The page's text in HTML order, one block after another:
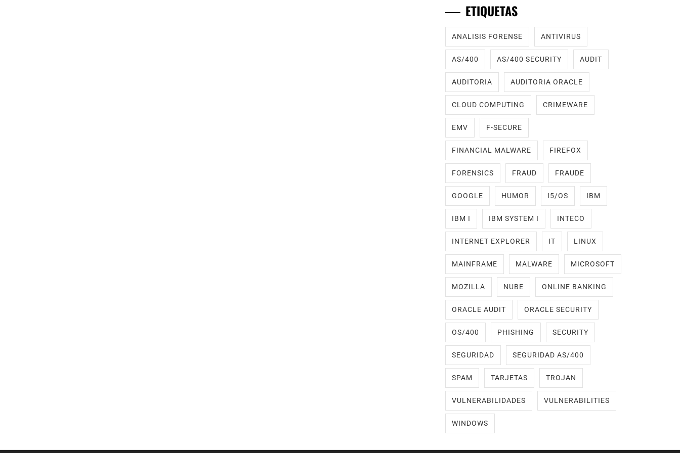
ETIQUETAS
ANALISIS FORENSE ANTIVIRUS
AS/400 AS/400 SECURITY AUDIT
AUDITORIA AUDITORIA ORACLE
CLOUD COMPUTING CRIMEWARE
EMV F-SECURE
FINANCIAL MALWARE FIREFOX
FORENSICS FRAUD FRAUDE
GOOGLE HUMOR I5/OS IBM
IBM I IBM SYSTEM I INTECO
INTERNET EXPLORER IT LINUX
MAINFRAME MALWARE MICROSOFT
MOZILLA NUBE ONLINE BANKING
ORACLE AUDIT ORACLE SECURITY
OS/400 PHISHING SECURITY
SEGURIDAD SEGURIDAD AS/400
SPAM TARJETAS TROJAN
VULNERABILIDADES VULNERABILITIES
WINDOWS